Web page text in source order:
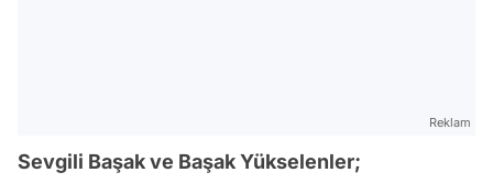
Reklam
Sevgili Başak ve Başak Yükselenler;